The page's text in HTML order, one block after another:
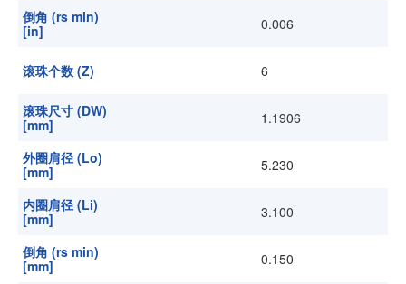
倒角 (rs min)
[in]
0.006
滚珠个数 (Z) 6
滚珠尺寸 (DW)
[mm]
1.1906
外圈肩径 (Lo)
[mm]
5.230
内圈肩径 (Li)
[mm]
3.100
倒角 (rs min)
[mm]
0.150